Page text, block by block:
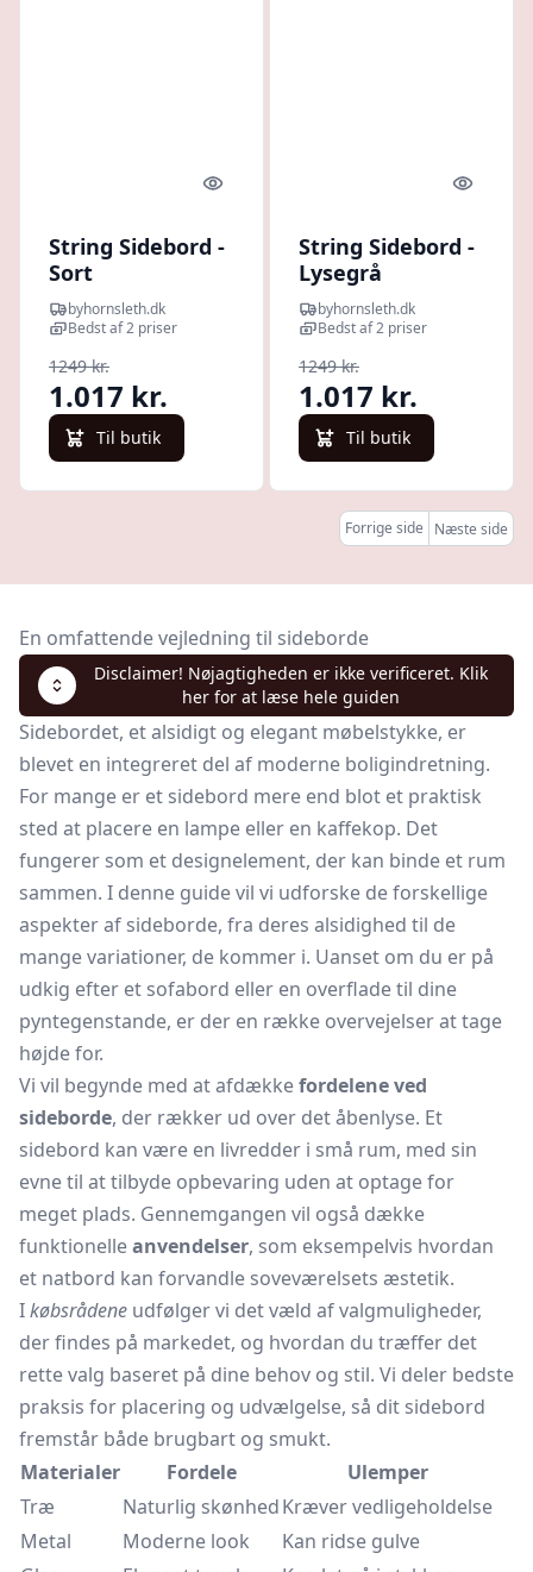
Quick look
String Sidebord -
Sort
byhornsleth.dk
Bedst af 2 priser
1249 kr.
1.017 kr.
Til butik
Quick
String Sidebord -
Lysegrå
byhornsleth.dk
Bedst af 2 priser
1249 kr.
1.017 kr.
Til butik
Forrige side Næste side
En omfattende vejledning til sideborde
Disclaimer! Nøjagtigheden er ikke verificeret. Klik
her for at læse hele guiden
Sidebordet, et alsidigt og elegant møbelstykke, er
blevet en integreret del af moderne boligindretning.
For mange er et sidebord mere end blot et praktisk
sted at placere en lampe eller en kaffekop. Det
fungerer som et designelement, der kan binde et rum
sammen. I denne guide vil vi udforske de forskellige
aspekter af sideborde, fra deres alsidighed til de
mange variationer, de kommer i. Uanset om du er på
udkig efter et sofabord eller en overflade til dine
pyntegenstande, er der en række overvejelser at tage
højde for.
Vi vil begynde med at afdækkefordelene ved
sideborde, der rækker ud over det åbenlyse. Et
sidebord kan være en livredder i små rum, med sin
evne til at tilbyde opbevaring uden at optage for
meget plads. Gennemgangen vil også dække
funktionelleanvendelser, som eksempelvis hvordan
et natbord kan forvandle soveværelsets æstetik.
Ikøbsrådene udfølger vi det væld af valgmuligheder,
der findes på markedet, og hvordan du træffer det
rette valg baseret på dine behov og stil. Vi deler bedste
praksis for placering og udvælgelse, så dit sidebord
fremstår både brugbart og smukt.
Materialer
Fordele
Ulemper
Træ
Naturlig skønhedKræver vedligeholdelse
Metal
Moderne look
Kan ridse gulve